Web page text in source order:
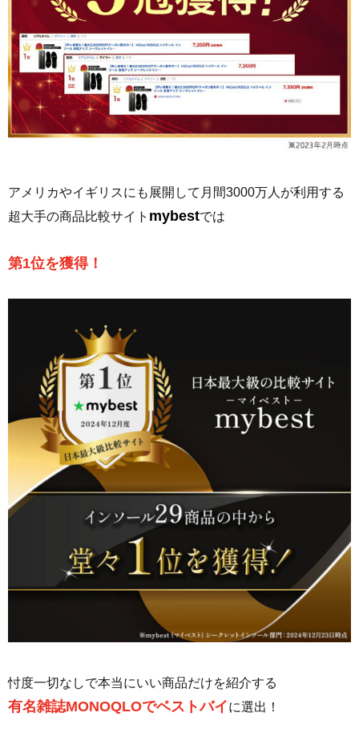
アメリカやイギリスにも展開して月間3000万人が利用する
超大手の商品比較サイト mybestでは
第1位を獲得！
忖度一切なしで本当にいい商品だけを紹介する
有名雑誌MONOQLOでベストバイに選出！